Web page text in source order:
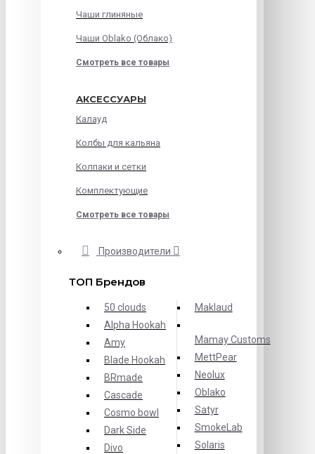
Чаши глиняные
Чаши Oblako (Облако)
Смотреть все товары
АКСЕССУАРЫ
Калауд
Колбы для кальяна
Колпаки и сетки
Комплектующие
Смотреть все товары
Производители
ТОП Брендов
50 clouds
Alpha Hookah
Amy
Blade Hookah
BRmade
Cascade
Cosmo bowl
Dark Side
Divo
Maklaud
Mamay Customs
MettPear
Neolux
Oblako
Satyr
SmokeLab
Solaris